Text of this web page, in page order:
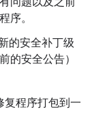
序。
的安全补丁级
的安全公告）
复程序打包到一